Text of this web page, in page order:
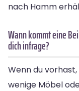
nach Hamm
Wann kommt eine
dich infrage?
Wenn du
wenige Möbel